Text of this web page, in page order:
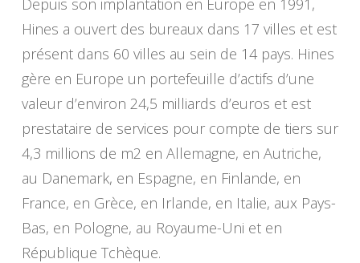
Depuis son implantation en Europe en 1991,
Hines a ouvert des bureaux dans 17 villes et est
présent dans 60 villes au sein de 14 pays. Hines
gère en Europe un portefeuille d’actifs d’une
valeur d’environ 24,5 milliards d’euros et est
prestataire de services pour compte de tiers sur
4,3 millions de m2 en Allemagne, en Autriche,
au Danemark, en Espagne, en Finlande, en
France, en Grèce, en Irlande, en Italie, aux Pays-
Bas, en Pologne, au Royaume-Uni et en
République Tchèque.